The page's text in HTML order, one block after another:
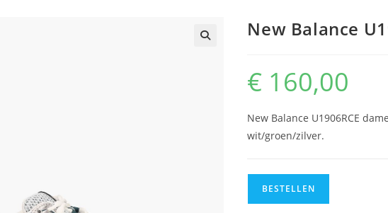
New Balance
€ 160,00
New Balance U1906RCE
wit/groen/zilver.
BESTELLEN